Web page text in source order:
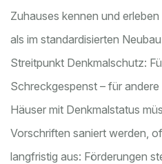
Zuhauses kennen und
als im standardisierten
Streitpunkt Denkmalschutz:
Schreckgespenst – für
Häuser mit Denkmalstatus
Vorschriften saniert werden,
langfristig aus: Förderungen